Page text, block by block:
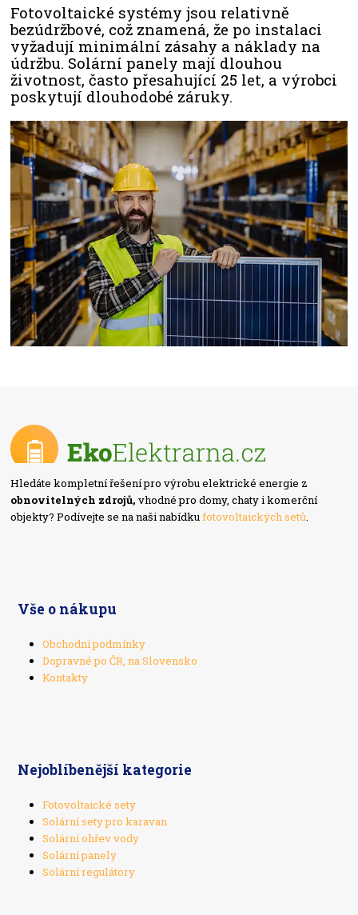
Fotovoltaické systémy jsou relativně
bezúdržbové, což znamená, že po instalaci
vyžadují minimální zásahy a náklady na
údržbu. Solární panely mají dlouhou
životnost, často přesahující 25 let, a výrobci
poskytují dlouhodobé záruky.
Hledáte kompletní řešení pro výrobu elektrické energie z
obnovitelných zdrojů, vhodné pro domy, chaty i komerční
objekty? Podívejte se na naši nabídkufotovoltaických setů.
Vše o nákupu
Obchodní podmínky
Dopravné po ČR, na Slovensko
Kontakty
Nejoblíbenější kategorie
Fotovoltaické sety
Solární sety pro karavan
Solární ohřev vody
Solární panely
Solární regulátory